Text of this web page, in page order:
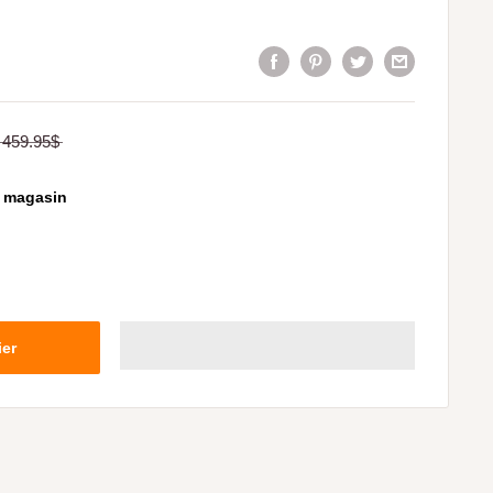
459.95$